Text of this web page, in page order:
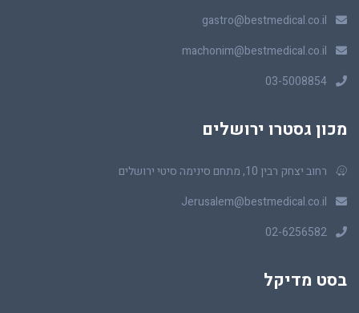
gastro@bestmedical.co.il
machonim@bestmedical.co.il
03-5008854
מכון גסטרו ירושלים
רחוב יצחק רבין 10, מתחם סינימה סיטי ירושלים
Jerusalem@bestmedical.co.il
02-6256582
בסט מדיקל